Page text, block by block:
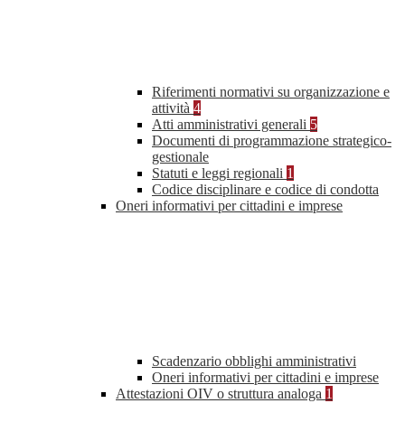
Riferimenti normativi su organizzazione e
attività 4
Atti amministrativi generali 5
Documenti di programmazione strategico-
gestionale
Statuti e leggi regionali 1
Codice disciplinare e codice di condotta
Oneri informativi per cittadini e imprese
Scadenzario obblighi amministrativi
Oneri informativi per cittadini e imprese
Attestazioni OIV o struttura analoga 1